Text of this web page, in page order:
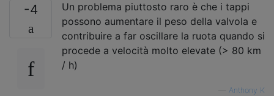
-4
Un problema piuttosto raro è che i tappi
possono aumentare il peso della valvola e
contribuire a far oscillare la ruota quando si
procede a velocità molto elevate (> 80 km
/ h)
Anthony K